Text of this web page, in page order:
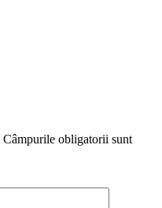
Câmpurile obligatorii sunt